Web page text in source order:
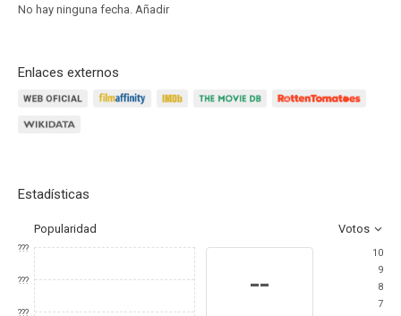
No hay ninguna fecha. Añadir
Enlaces externos
Estadísticas
Popularidad Votos
???
???
???
--
10
9
8
7